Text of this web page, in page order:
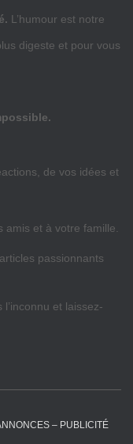
L’humour est notre
digeste et pour vous
de vos idées et
et à votre famille.
passionnants
l’inconnu et laissez-
– PUBLICITÉ